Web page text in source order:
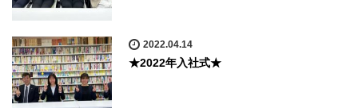
2022.04.14
★2022年入社式★